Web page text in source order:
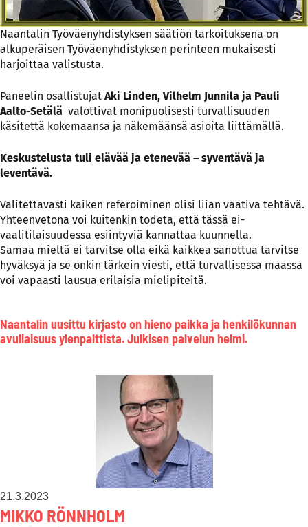
Naantalin Työväenyhdistyksen säätiön tarkoituksena on
alkuperäisen Työväenyhdistyksen perinteen mukaisesti
harjoittaa valistusta.
Paneelin osallistujat Aki Linden, Vilhelm Junnila ja Pauli
Aalto-Setälä valottivat monipuolisesti turvallisuuden
käsitettä kokemaansa ja näkemäänsä asioita liittämällä.
Keskustelusta tuli elävää ja etenevää – syventävä ja
leventävä.
Valitettavasti kaiken referoiminen olisi liian vaativa tehtävä.
Yhteenvetona voi kuitenkin todeta, että tässä ei-
vaalitilaisuudessa esiintyviä kannattaa kuunnella.
Samaa mieltä ei tarvitse olla eikä kaikkea sanottua tarvitse
hyväksyä ja se onkin tärkein viesti, että turvallisessa maassa
voi vapaasti lausua erilaisia mielipiteitä.
Naantalin uusittu kirjasto on hieno paikka ja henkilökunnan
avuliaisuus ylenpalttista. Julkisen palvelun helmi.
21.3.2023
MIKKO RÖNNHOLM